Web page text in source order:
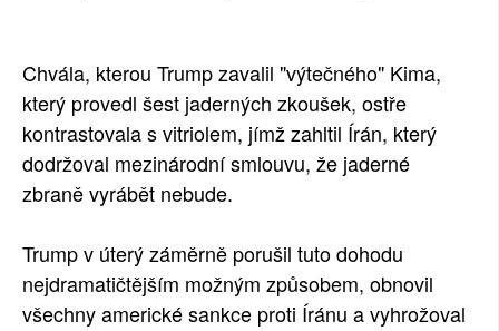
Chvála, kterou Trump zavalil "výtečného" Kima,
který provedl šest jaderných zkoušek, ostře
kontrastovala s vitriolem, jímž zahltil Írán, který
dodržoval mezinárodní smlouvu, že jaderné
zbraně vyrábět nebude.
Trump v úterý záměrně porušil tuto dohodu
nejdramatičtějším možným způsobem, obnovil
všechny americké sankce proti Íránu a vyhrožoval